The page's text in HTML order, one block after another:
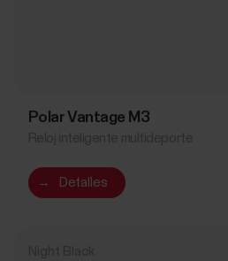
Polar Vantage M3
→ Detalles